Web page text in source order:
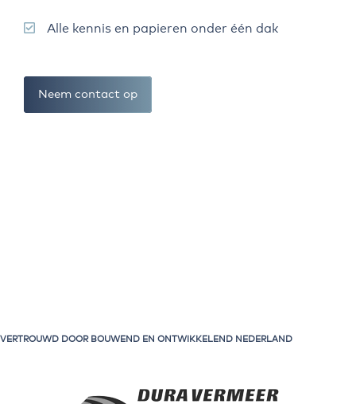
Alle kennis en papieren onder één dak
Neem contact op
VERTROUWD DOOR BOUWEND EN ONTWIKKELEND NEDERLAND